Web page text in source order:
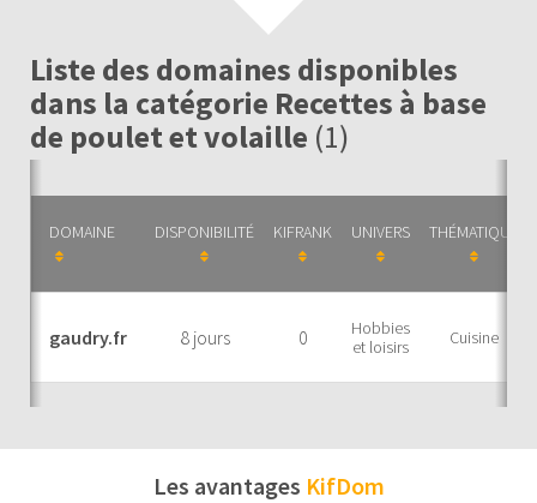
Liste des domaines disponibles
dans la catégorie Recettes à base
de poulet et volaille (1)
DOMAINE DISPONIBILITÉ KIFRANK UNIVERS THÉMATIQUE
gaudry.fr 8 jours 0
Hobbies
et loisirs
Cuisine
Les avantages KifDom